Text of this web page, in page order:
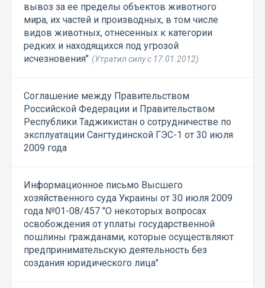
вывоз за ее пределы объектов животного
мира, их частей и производных, в том числе
видов животных, отнесенных к категории
редких и находящихся под угрозой
исчезновения" (Утратил силу с 17.01.2012)
Соглашение между Правительством
Российской Федерации и Правительством
Республики Таджикистан о сотрудничестве по
эксплуатации Сангтудинской ГЭС-1 от 30 июля
2009 года
Информационное письмо Высшего
хозяйственного суда Украины от 30 июля 2009
года №01-08/457 "О некоторых вопросах
освобождения от уплаты государственной
пошлины гражданами, которые осуществляют
предпринимательскую деятельность без
создания юридического лица"